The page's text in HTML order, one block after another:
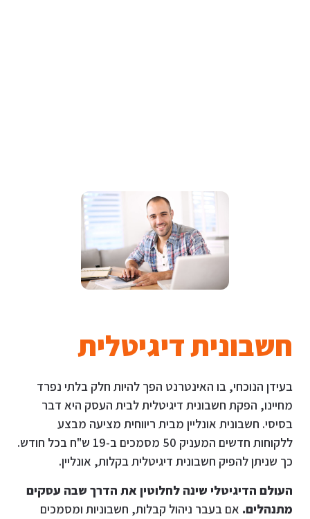
חשבונית דיגיטלית
בעידן הנוכחי, בו האינטרנט הפך להיות חלק בלתי נפרד
מחיינו, הפקת חשבונית דיגיטלית לבית העסק היא דבר
בסיסי. חשבונית אונליין מבית ריווחית מציעה מבצע
ללקוחות חדשים המעניק 50 מסמכים ב-19 ש"ח בכל חודש.
כך שניתן להפיק חשבונית דיגיטלית בקלות, אונליין.
העולם הדיגיטלי שינה לחלוטין את הדרך שבה עסקים
מתנהלים. אם בעבר ניהול קבלות, חשבוניות ומסמכים